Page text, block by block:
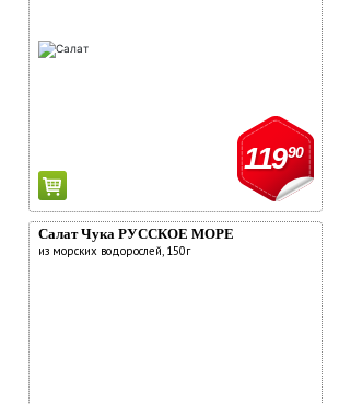
11990
Салат Чука РУССКОЕ МОРЕ
из морских водорослей, 150г